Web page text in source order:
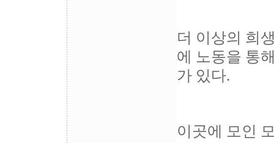
더 이상의 희
에 노동을 통
가 있다.
이곳에 모인